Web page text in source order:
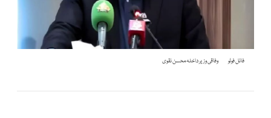
فائل فوٹو وفاقی وزیر داخلہ محسن نقوی